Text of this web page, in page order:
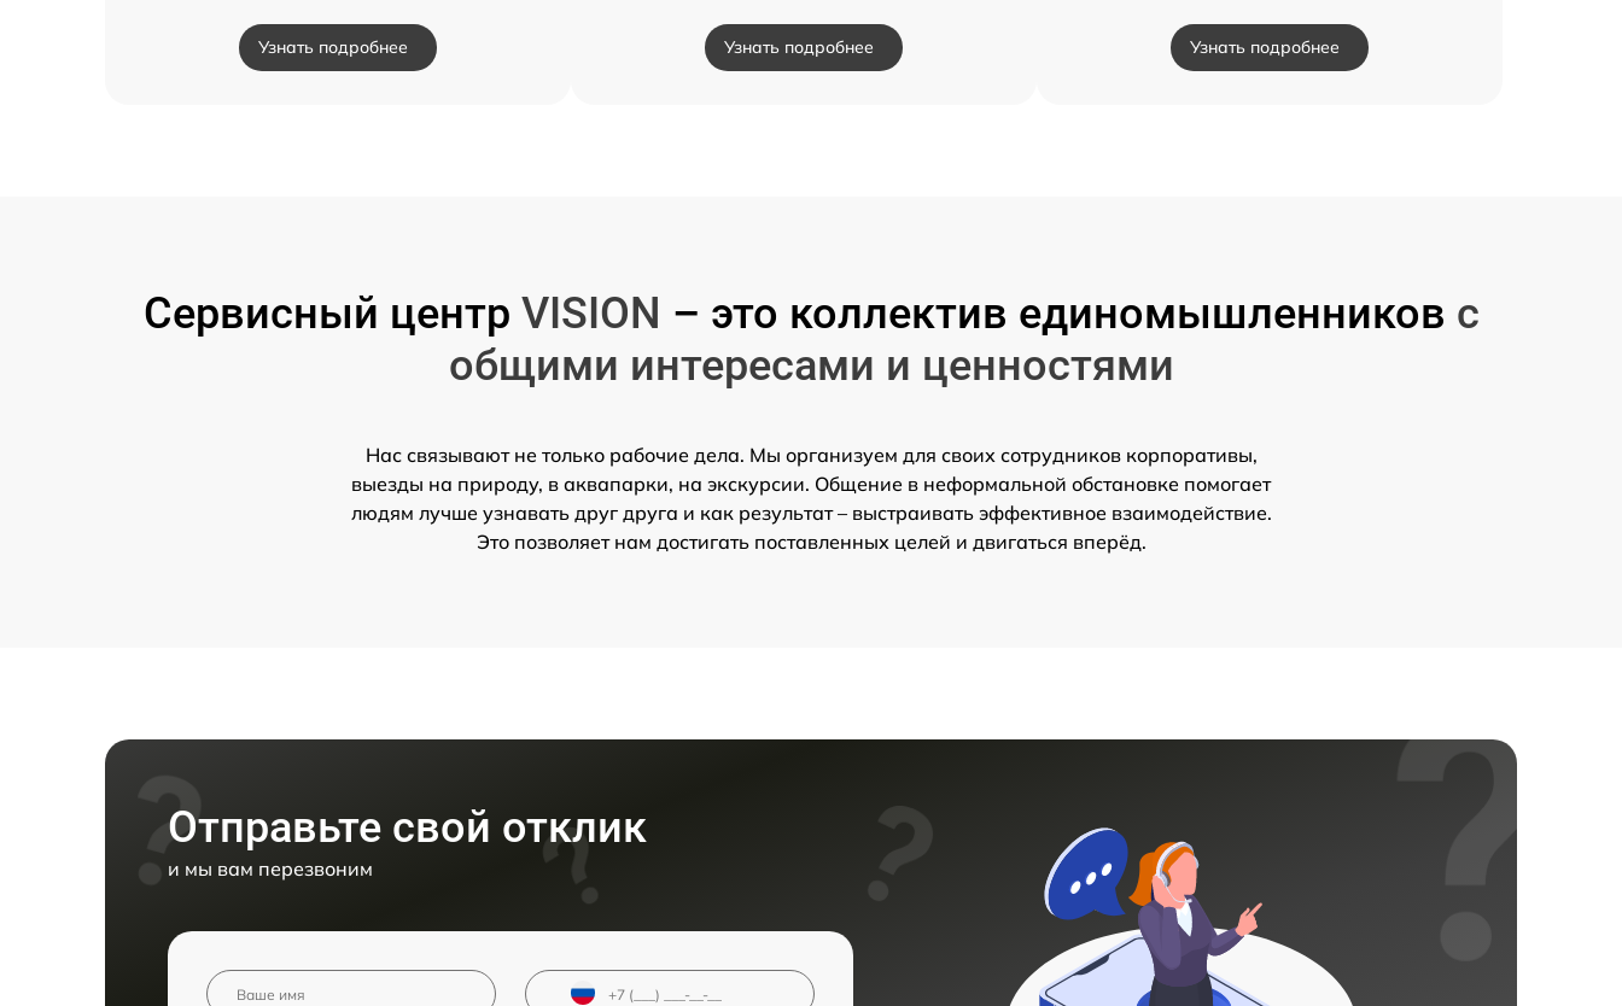
Узнать подробнее Узнать подробнее Узнать подробнее
Сервисный центр VISION – это коллектив единомышленников с
общими интересами и ценностями
Нас связывают не только рабочие дела. Мы организуем для своих сотрудников корпоративы,
выезды на природу, в аквапарки, на экскурсии. Общение в неформальной обстановке помогает
людям лучше узнавать друг друга и как результат – выстраивать эффективное взаимодействие.
Это позволяет нам достигать поставленных целей и двигаться вперёд.
Отправьте свой отклик
и мы вам перезвоним